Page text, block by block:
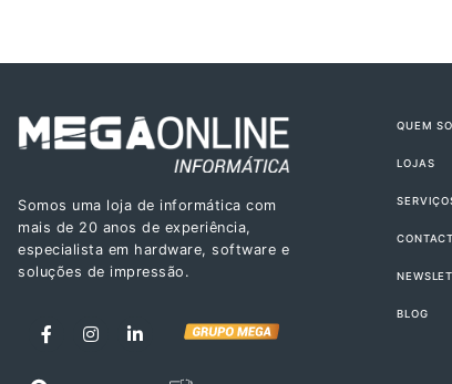
Somos uma loja de informática com
mais de 20 anos de experiência,
especialista em hardware, software e
soluções de impressão.
QUEM
LOJAS
BLOG